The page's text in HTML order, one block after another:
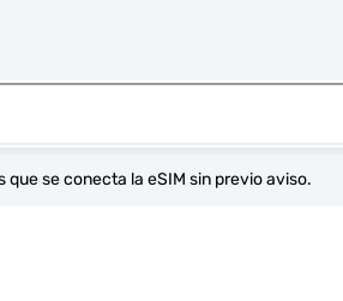
se conecta la eSIM sin previo aviso.